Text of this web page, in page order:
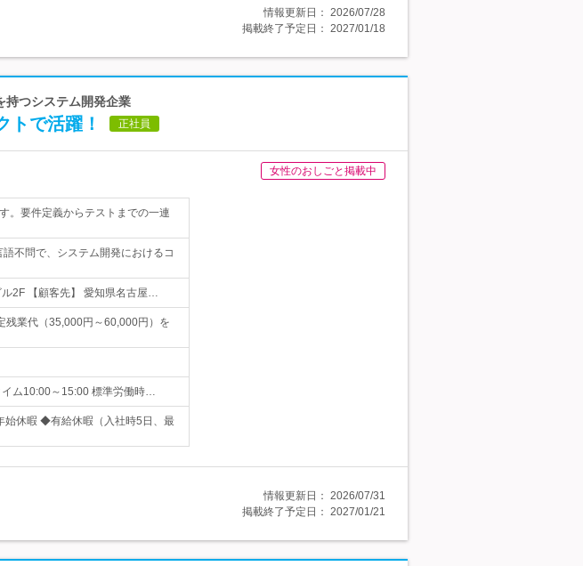
情報更新日： 2026/07/28
掲載終了予定日： 2027/01/18
持つシステム開発企業
トで活躍！ 正社員
女性のおしごと掲載中
。要件定義からテストまでの一連
不問で、システム開発におけるコ
ル2F 【顧客先】 愛知県名古屋…
業代（35,000円～60,000円）を
イム10:00～15:00 標準労働時…
休暇 ◆有給休暇（入社時5日、最
情報更新日： 2026/07/31
掲載終了予定日： 2027/01/21